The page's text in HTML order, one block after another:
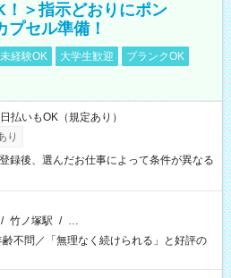
！＞指示どおりにポン
プセル準備！
経験OK 大学生歓迎
ブランクOK
いもOK（規定あり）
り
録後、選んだお仕事によって条件が異なる
/ 竹ノ塚駅 / …
不問／「無理なく続けられる」と好評の